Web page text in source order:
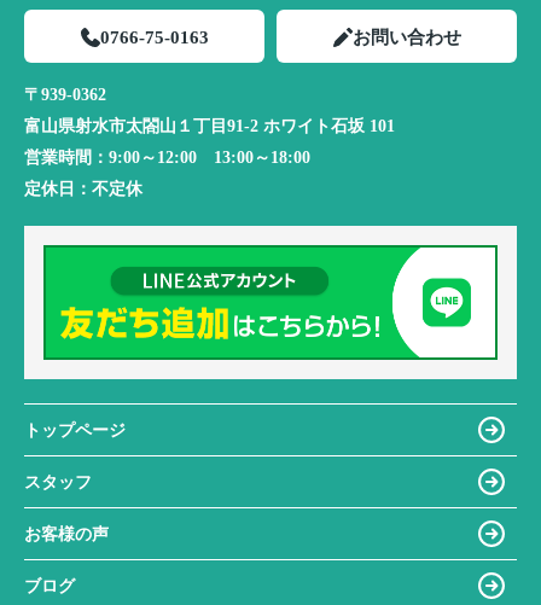
0766-75-0163 お問い合わせ
〒939-0362
富山県射水市太閤山１丁目91-2 ホワイト石坂 101
営業時間： 9:00～12:00 13:00～18:00
定休日： 不定休
トップページ
スタッフ
お客様の声
ブログ